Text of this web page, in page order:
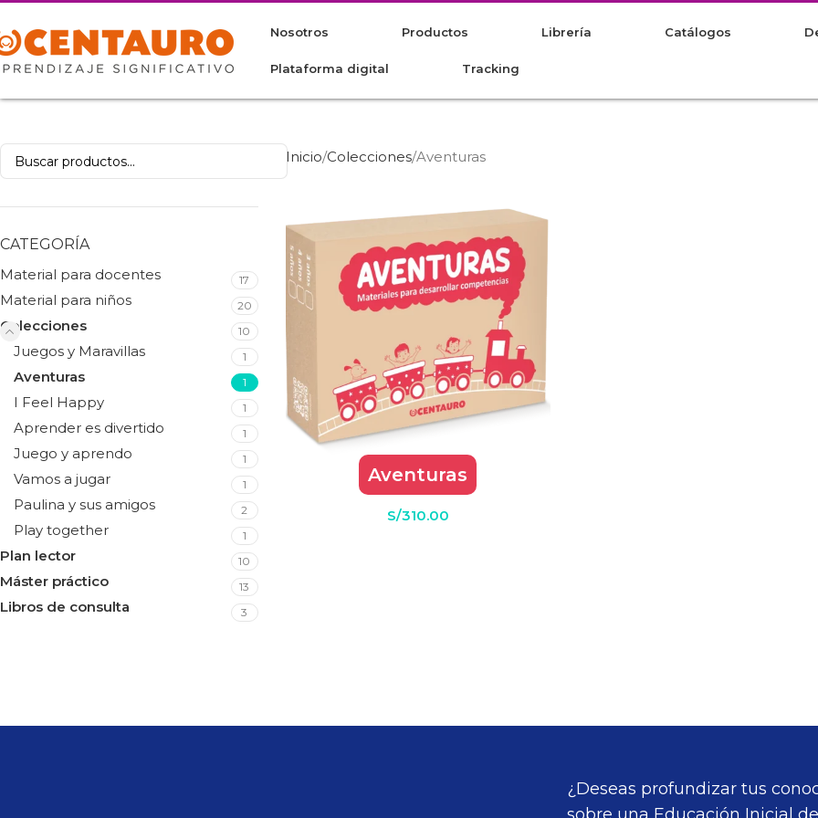
Nosotros Productos Librería Catálogos
Plataforma digital Tracking
CATEGORÍA
Material para docentes
17
Material para niños 20
Colecciones 10
Juegos y Maravillas 1
Aventuras 1
I Feel Happy 1
Aprender es divertido 1
Juego y aprendo 1
Vamos a jugar 1
Paulina y sus amigos 2
Play together 1
Plan lector 10
Máster práctico 13
Libros de consulta 3
Inicio Colecciones Aventuras
SELECCIONAR OPCIONES
Aventuras
S/310.00
¿Deseas profundizar tus